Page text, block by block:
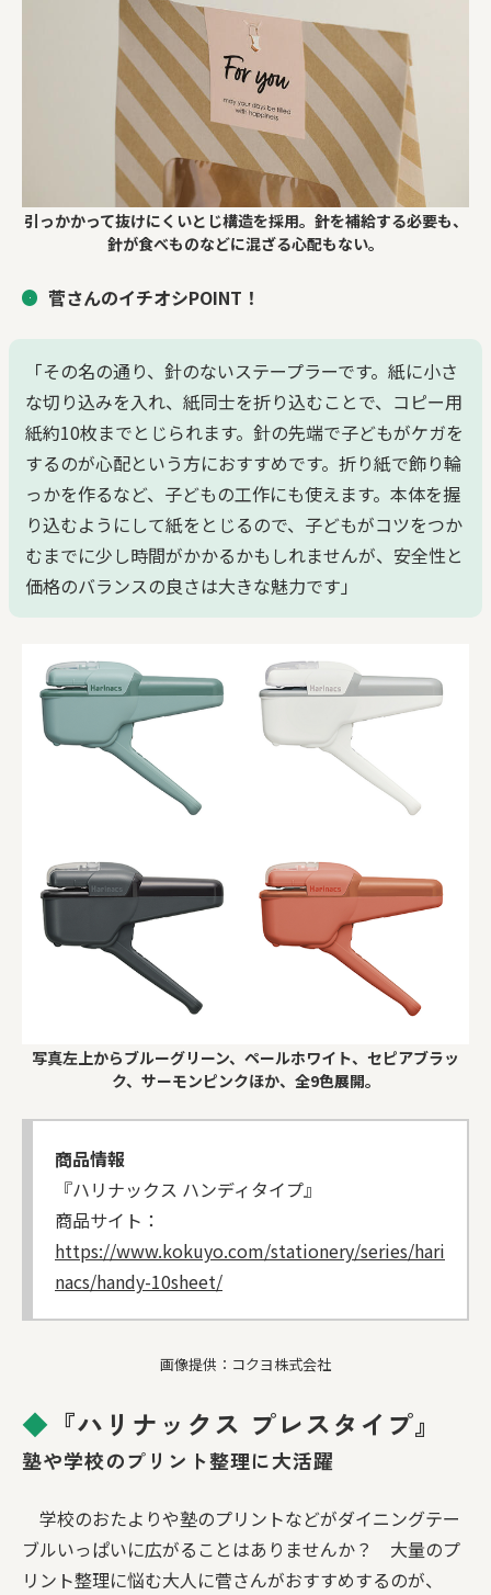
引っかかって抜けにくいとじ構造を採用。針を補給する必要も、
針が食べものなどに混ざる心配もない。
菅さんのイチオシPOINT！
「その名の通り、針のないステープラーです。紙に小さ
な切り込みを入れ、紙同士を折り込むことで、コピー用
紙約10枚までとじられます。針の先端で子どもがケガを
するのが心配という方におすすめです。折り紙で飾り輪
っかを作るなど、子どもの工作にも使えます。本体を握
り込むようにして紙をとじるので、子どもがコツをつか
むまでに少し時間がかかるかもしれませんが、安全性と
価格のバランスの良さは大きな魅力です」
写真左上からブルーグリーン、ペールホワイト、セピアブラッ
ク、サーモンピンクほか、全9色展開。
商品情報
『ハリナックス ハンディタイプ』
商品サイト：
https://www.kokuyo.com/stationery/series/hari
nacs/handy-10sheet/
画像提供：コクヨ株式会社
◆ 『ハリナックス プレスタイプ』
塾や学校のプリント整理に大活躍
学校のおたよりや塾のプリントなどがダイニングテー
ブルいっぱいに広がることはありませんか？ 大量のプ
リント整理に悩む大人に菅さんがおすすめするのが、